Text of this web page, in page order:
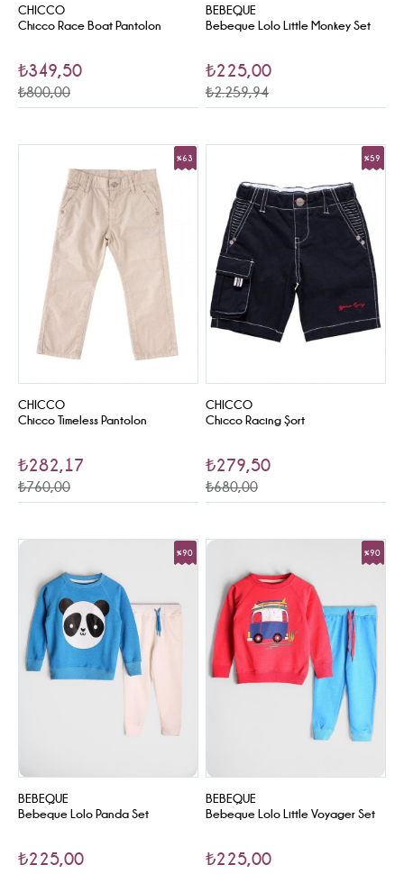
CHICCO
Chicco Race Boat Pantolon
₺349,50
₺800,00
BEBEQUE
Bebeque Lolo Little Monkey Set
₺225,00
₺2.259,94
CHICCO
Chicco Timeless Pantolon
₺282,17
₺760,00
%63
CHICCO
Chicco Racing Şort
₺279,50
₺680,00
%59
BEBEQUE
Bebeque Lolo Panda Set
₺225,00
%90
BEBEQUE
Bebeque Lolo Little Voyager Set
₺225,00
%90